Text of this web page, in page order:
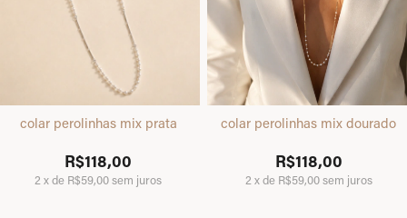
colar perolinhas mix prata
R$118,00
2 xde R$59,00sem juros
colar perolinhas mix dourado
R$118,00
2 xde R$59,00sem juros